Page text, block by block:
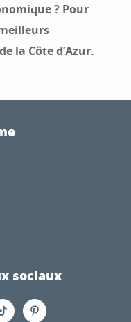
? Pour
la Côte d’Azur.
sociaux